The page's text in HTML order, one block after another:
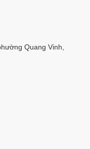
Quang Vinh,